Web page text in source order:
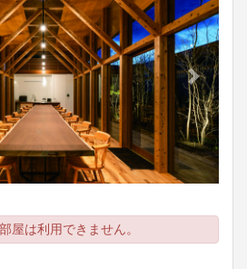
屋は利用できません。